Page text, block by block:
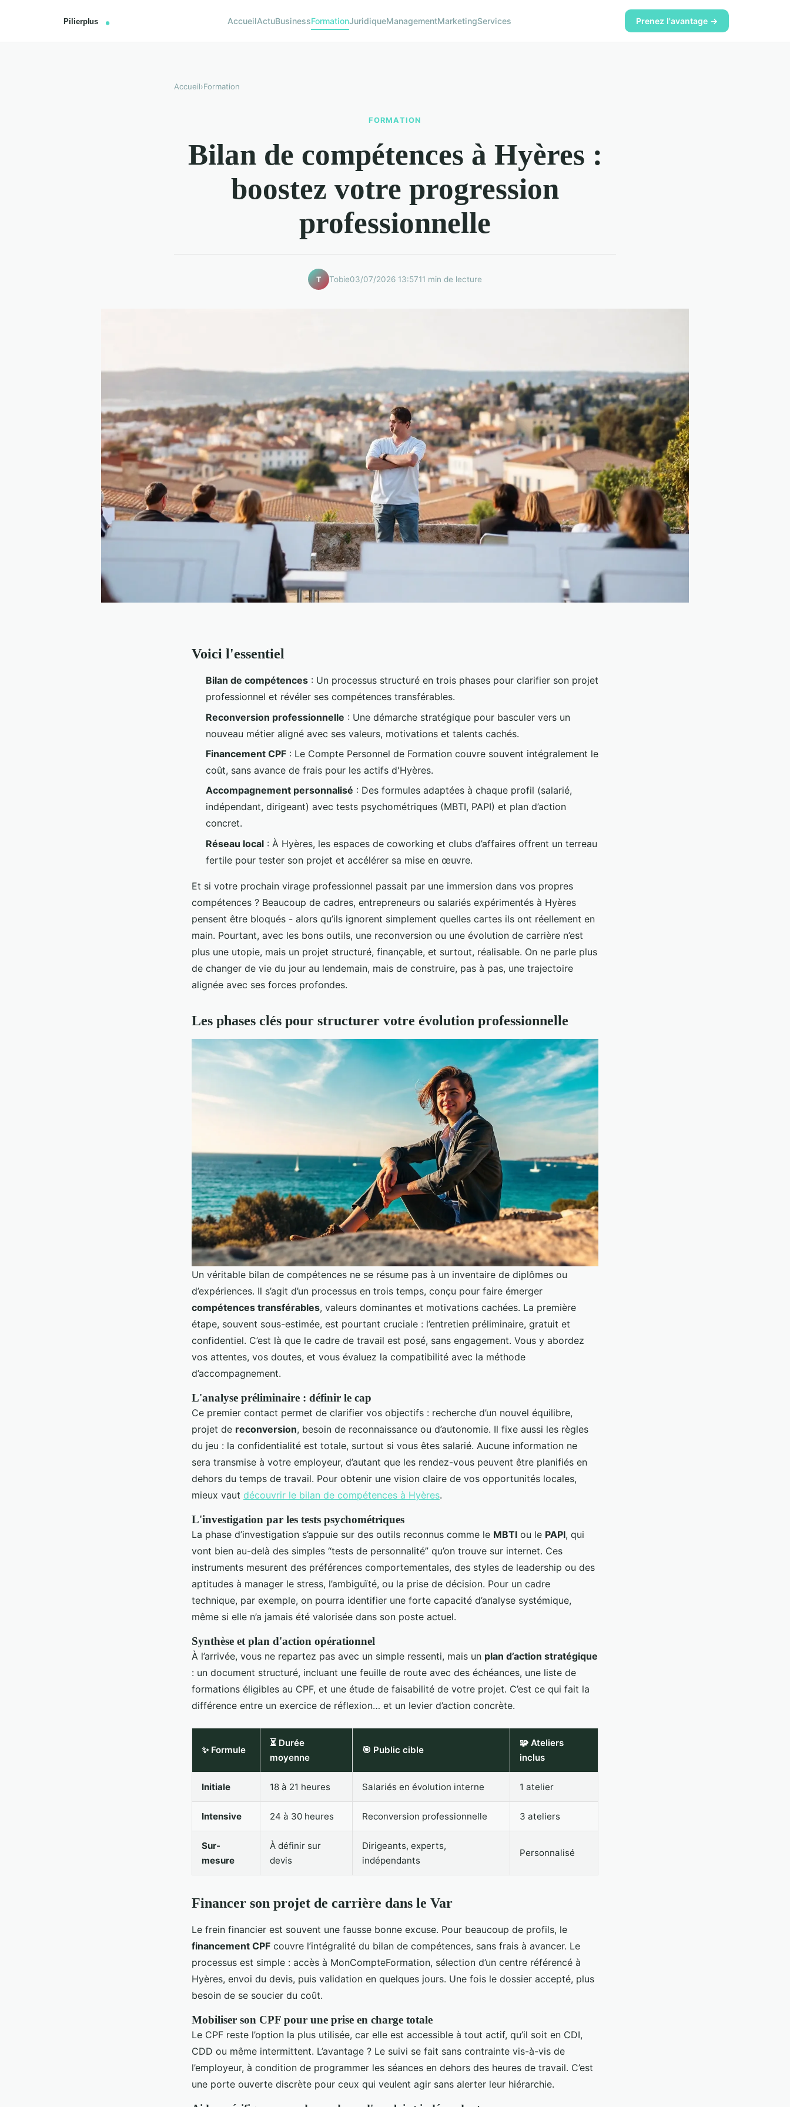
AccueilActuBusinessFormationJuridiqueManagementMarketingServices Prenez l'avantage →
Accueil›Formation
FORMATION
Bilan de compétences à Hyères :
boostez votre progression
professionnelle
T Tobie03/07/2026 13:5711 min de lecture
Voici l'essentiel
Bilan de compétences : Un processus structuré en trois phases pour clarifier son projet
professionnel et révéler ses compétences transférables.
Reconversion professionnelle : Une démarche stratégique pour basculer vers un
nouveau métier aligné avec ses valeurs, motivations et talents cachés.
Financement CPF : Le Compte Personnel de Formation couvre souvent intégralement le
coût, sans avance de frais pour les actifs d'Hyères.
Accompagnement personnalisé : Des formules adaptées à chaque profil (salarié,
indépendant, dirigeant) avec tests psychométriques (MBTI, PAPI) et plan d’action
concret.
Réseau local : À Hyères, les espaces de coworking et clubs d’affaires offrent un terreau
fertile pour tester son projet et accélérer sa mise en œuvre.
Et si votre prochain virage professionnel passait par une immersion dans vos propres
compétences ? Beaucoup de cadres, entrepreneurs ou salariés expérimentés à Hyères
pensent être bloqués - alors qu’ils ignorent simplement quelles cartes ils ont réellement en
main. Pourtant, avec les bons outils, une reconversion ou une évolution de carrière n’est
plus une utopie, mais un projet structuré, finançable, et surtout, réalisable. On ne parle plus
de changer de vie du jour au lendemain, mais de construire, pas à pas, une trajectoire
alignée avec ses forces profondes.
Les phases clés pour structurer votre évolution professionnelle
Un véritable bilan de compétences ne se résume pas à un inventaire de diplômes ou
d’expériences. Il s’agit d’un processus en trois temps, conçu pour faire émerger
compétences transférables, valeurs dominantes et motivations cachées. La première
étape, souvent sous-estimée, est pourtant cruciale : l’entretien préliminaire, gratuit et
confidentiel. C’est là que le cadre de travail est posé, sans engagement. Vous y abordez
vos attentes, vos doutes, et vous évaluez la compatibilité avec la méthode
d’accompagnement.
L'analyse préliminaire : définir le cap
Ce premier contact permet de clarifier vos objectifs : recherche d’un nouvel équilibre,
projet de reconversion, besoin de reconnaissance ou d’autonomie. Il fixe aussi les règles
du jeu : la confidentialité est totale, surtout si vous êtes salarié. Aucune information ne
sera transmise à votre employeur, d’autant que les rendez-vous peuvent être planifiés en
dehors du temps de travail. Pour obtenir une vision claire de vos opportunités locales,
mieux vaut découvrir le bilan de compétences à Hyères.
L'investigation par les tests psychométriques
La phase d’investigation s’appuie sur des outils reconnus comme le MBTI ou le PAPI, qui
vont bien au-delà des simples “tests de personnalité” qu’on trouve sur internet. Ces
instruments mesurent des préférences comportementales, des styles de leadership ou des
aptitudes à manager le stress, l’ambiguïté, ou la prise de décision. Pour un cadre
technique, par exemple, on pourra identifier une forte capacité d’analyse systémique,
même si elle n’a jamais été valorisée dans son poste actuel.
Synthèse et plan d'action opérationnel
À l’arrivée, vous ne repartez pas avec un simple ressenti, mais un plan d’action stratégique
: un document structuré, incluant une feuille de route avec des échéances, une liste de
formations éligibles au CPF, et une étude de faisabilité de votre projet. C’est ce qui fait la
différence entre un exercice de réflexion… et un levier d’action concrète.
✨ Formule
⏳ Durée
moyenne
🎯 Public cible
🧩 Ateliers
inclus
Initiale 18 à 21 heures Salariés en évolution interne 1 atelier
Intensive 24 à 30 heures Reconversion professionnelle 3 ateliers
Sur-
mesure
À définir sur
devis
Dirigeants, experts,
indépendants
Personnalisé
Financer son projet de carrière dans le Var
Le frein financier est souvent une fausse bonne excuse. Pour beaucoup de profils, le
financement CPF couvre l’intégralité du bilan de compétences, sans frais à avancer. Le
processus est simple : accès à MonCompteFormation, sélection d’un centre référencé à
Hyères, envoi du devis, puis validation en quelques jours. Une fois le dossier accepté, plus
besoin de se soucier du coût.
Mobiliser son CPF pour une prise en charge totale
Le CPF reste l’option la plus utilisée, car elle est accessible à tout actif, qu’il soit en CDI,
CDD ou même intermittent. L’avantage ? Le suivi se fait sans contrainte vis-à-vis de
l’employeur, à condition de programmer les séances en dehors des heures de travail. C’est
une porte ouverte discrète pour ceux qui veulent agir sans alerter leur hiérarchie.